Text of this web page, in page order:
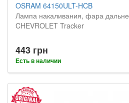
OSRAM 64150ULT-HCB
Лампа накаливания, фара
CHEVROLET Tracker
443 грн
Есть в наличии